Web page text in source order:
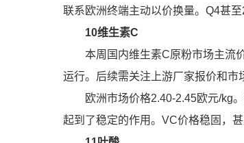
联系欧洲终端主动以价换量。Q4甚
10维生素C
本周国内维生素C原粉市场主流
运行。后续需关注上游厂家报价和市
欧洲市场价格2.40-2.45欧元/kg
起到了稳定的作用。VC价格稳固，甚